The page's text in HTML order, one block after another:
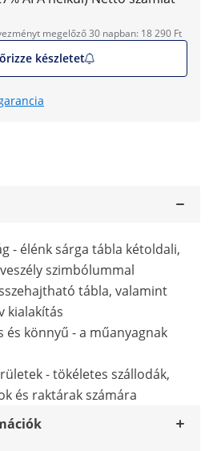
megelőző 30 napban: 18 290 Ft
készletet
- élénk sárga tábla kétoldali,
szimbólummal
tábla, valamint
kialakítás
könnyű - a műanyagnak
- tökéletes szállodák,
és raktárak számára